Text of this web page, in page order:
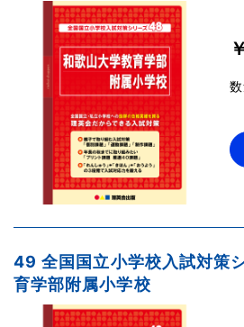
49 全国国立小学校入試対策
育学部附属小学校